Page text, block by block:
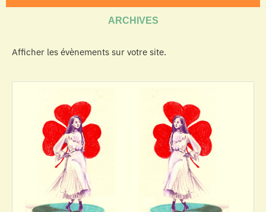
ARCHIVES
Afficher les évènements sur votre site.